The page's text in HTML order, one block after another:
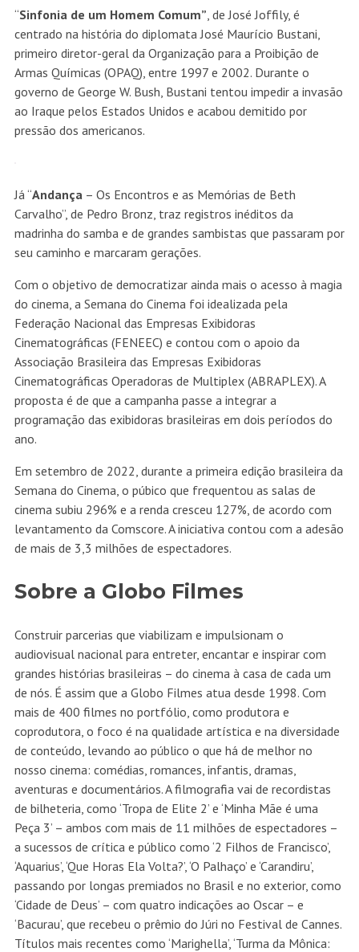
“Sinfonia de um Homem Comum” , de José Joffily, é
centrado na história do diplomata José Maurício Bustani,
primeiro diretor-geral da Organização para a Proibição de
Armas Químicas (OPAQ), entre 1997 e 2002. Durante o
governo de George W. Bush, Bustani tentou impedir a invasão
ao Iraque pelos Estados Unidos e acabou demitido por
pressão dos americanos.
Já “Andança – Os Encontros e as Memórias de Beth
Carvalho”, de Pedro Bronz, traz registros inéditos da
madrinha do samba e de grandes sambistas que passaram por
seu caminho e marcaram gerações.
Com o objetivo de democratizar ainda mais o acesso à magia
do cinema, a Semana do Cinema foi idealizada pela
Federação Nacional das Empresas Exibidoras
Cinematográficas (FENEEC) e contou com o apoio da
Associação Brasileira das Empresas Exibidoras
Cinematográficas Operadoras de Multiplex (ABRAPLEX). A
proposta é de que a campanha passe a integrar a
programação das exibidoras brasileiras em dois períodos do
ano.
Em setembro de 2022, durante a primeira edição brasileira da
Semana do Cinema, o púbico que frequentou as salas de
cinema subiu 296% e a renda cresceu 127%, de acordo com
levantamento da Comscore. A iniciativa contou com a adesão
de mais de 3,3 milhões de espectadores.
Sobre a Globo Filmes
Construir parcerias que viabilizam e impulsionam o
audiovisual nacional para entreter, encantar e inspirar com
grandes histórias brasileiras – do cinema à casa de cada um
de nós. É assim que a Globo Filmes atua desde 1998. Com
mais de 400 filmes no portfólio, como produtora e
coprodutora, o foco é na qualidade artística e na diversidade
de conteúdo, levando ao público o que há de melhor no
nosso cinema: comédias, romances, infantis, dramas,
aventuras e documentários. A filmografia vai de recordistas
de bilheteria, como ‘Tropa de Elite 2’ e ‘Minha Mãe é uma
Peça 3’ – ambos com mais de 11 milhões de espectadores –
a sucessos de crítica e público como ‘2 Filhos de Francisco’,
‘Aquarius’, ‘Que Horas Ela Volta?’, ‘O Palhaço’ e ‘Carandiru’,
passando por longas premiados no Brasil e no exterior, como
‘Cidade de Deus’ – com quatro indicações ao Oscar – e
‘Bacurau’, que recebeu o prêmio do Júri no Festival de Cannes.
Títulos mais recentes como ‘Marighella’, ‘Turma da Mônica: